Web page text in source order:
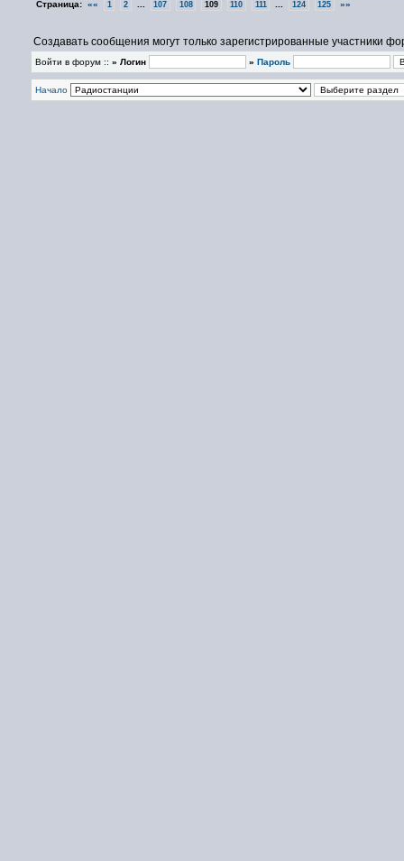
Страница: «« 1 2 107 108 109 110 111 124 125 »»
Создавать сообщения могут только зарегистрированные участники
Войти в форум :: » Логин » Пароль
Начало